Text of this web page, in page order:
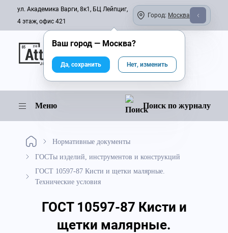
ул. Академика Варги, 8к1, БЦ Лейпциг,
4 этаж, офис 421
Город: Москва
Онлайн-журнал
Меню Поиск по журналу
Нормативные документы
ГОСТы изделий, инструментов и конструкций
ГОСТ 10597-87 Кисти и щетки малярные.
Технические условия
ГОСТ 10597-87 Кисти и
щетки малярные.
Ваш город — Москва?
Да, сохранить Нет, изменить